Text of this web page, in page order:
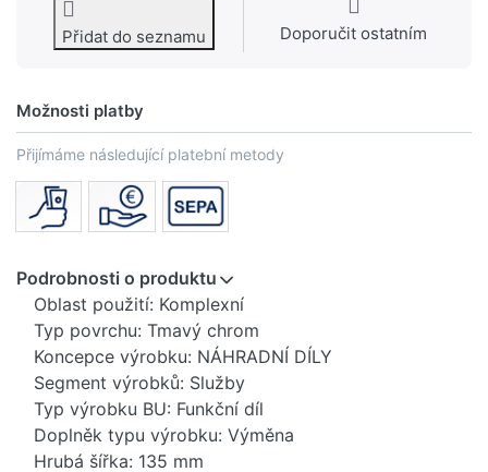
Přidat do seznamu Doporučit ostatním
Možnosti platby
Přijímáme následující platební metody
Podrobnosti o produktu
Oblast použití: Komplexní
Typ povrchu: Tmavý chrom
Koncepce výrobku: NÁHRADNÍ DÍLY
Segment výrobků: Služby
Typ výrobku BU: Funkční díl
Doplněk typu výrobku: Výměna
Hrubá šířka: 135 mm